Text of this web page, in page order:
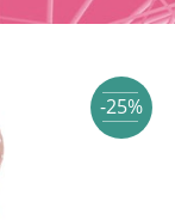
-25%